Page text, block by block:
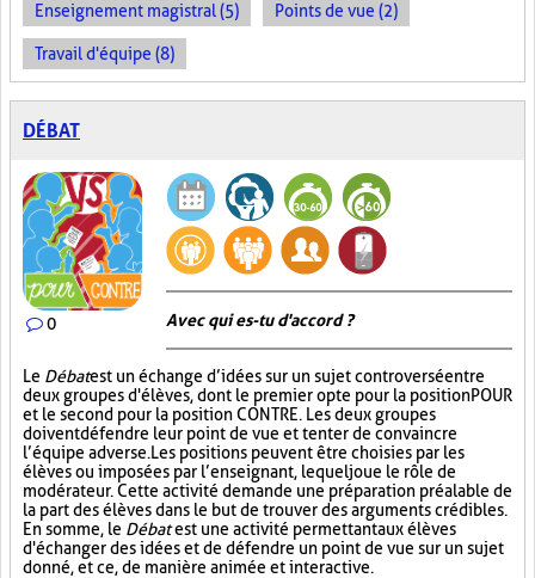
Enseignement magistral (5) Points de vue (2)
Travail d'équipe (8)
DÉBAT
0 Avec qui es-tu d'accord ?
Le Débatest un échange d’idées sur un sujet controversé entre
deux groupes d'élèves, dont le premier opte pour la position POUR
et le second pour la position CONTRE. Les deux groupes
doivent défendre leur point de vue et tenter de convaincre
l’équipe adverse. Les positions peuvent être choisies par les
élèves ou imposées par l’enseignant, lequel joue le rôle de
modérateur. Cette activité demande une préparation préalable de
la part des élèves dans le but de trouver des arguments crédibles.
En somme, le Débatest une activité permettant aux élèves
d'échanger des idées et de défendre un point de vue sur un sujet
donné, et ce, de manière animée et interactive.